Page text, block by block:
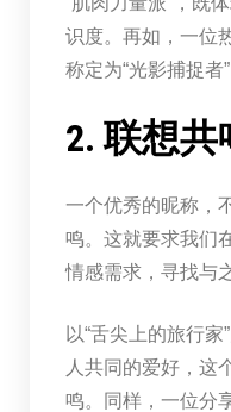
识度。再如，一位
称定为“光影捕捉者
2. 联想
一个优秀的昵称，
鸣。这就要求我们
情感需求，寻找与
以“舌尖上的旅行
人共同的爱好，这
鸣。同样，一位分